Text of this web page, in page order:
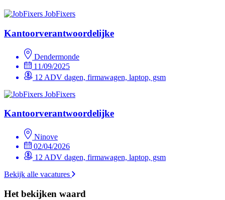
JobFixers
Kantoorverantwoordelijke
Dendermonde
11/09/2025
12 ADV dagen, firmawagen, laptop, gsm
JobFixers
Kantoorverantwoordelijke
Ninove
02/04/2026
12 ADV dagen, firmawagen, laptop, gsm
Bekijk alle vacatures
Het bekijken waard